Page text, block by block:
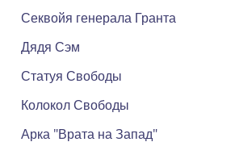
Секвойя генерала Гранта
Дядя Сэм
Статуя Свободы
Колокол Свободы
Арка "Врата на Запад"